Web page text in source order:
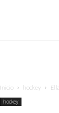
Inicio hockey
hockey